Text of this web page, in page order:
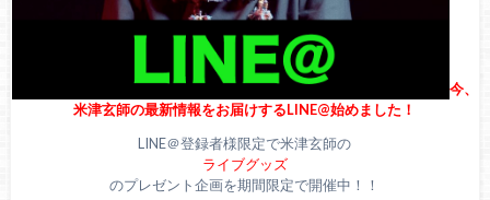
今、
米津玄師の最新情報をお届けするLINE@始めました！
LINE＠登録者様限定で米津玄師の
ライブグッズ
のプレゼント企画を期間限定で開催中！！